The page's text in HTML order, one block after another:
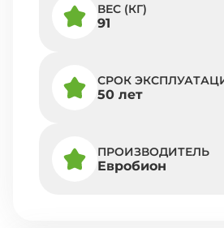
ВЕС (КГ)
91
СРОК
50 лет
ПРОИЗВОДИТЕЛЬ
Евробион